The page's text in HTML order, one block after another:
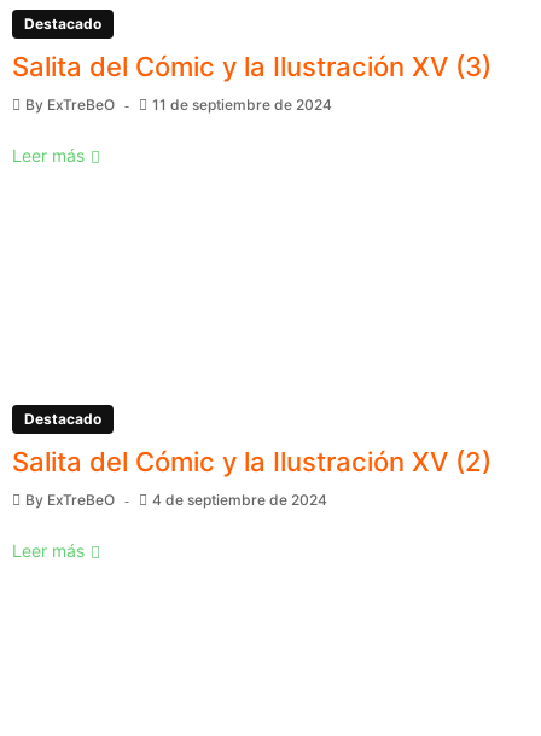
Destacado
Salita del Cómic y la Ilustración XV (3)
By ExTreBeO 11 de septiembre de 2024
Leer más
Destacado
Salita del Cómic y la Ilustración XV (2)
By ExTreBeO 4 de septiembre de 2024
Leer más